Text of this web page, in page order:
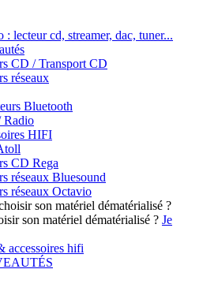
: lecteur cd, streamer, dac, tuner...
CD / Transport CD
réseaux
Bluetooth
Radio
HIFI
CD Rega
réseaux Bluesound
réseaux Octavio
son matériel dématérialisé ? Je
accessoires hifi